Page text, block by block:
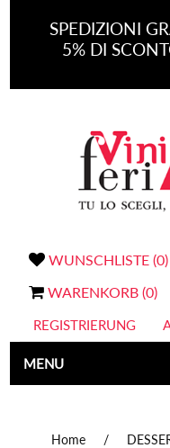
SPEDIZIONI
5% DI
WUNSCHLISTE (0)
WARENKORB (0)
REGISTRIERUNG
MENU
Home /